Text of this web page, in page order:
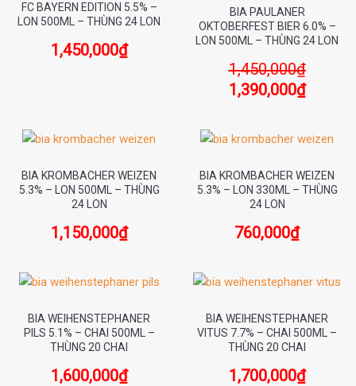
BIA PAULANER
OKTOBERFEST BIER 6.0% –
LON 500ML – THÙNG 24 LON
1,450,000₫
1,390,000₫
FC BAYERN EDITION 5.5% –
LON 500ML – THÙNG 24 LON
1,450,000₫
BIA KROMBACHER WEIZEN
5.3% – LON 330ML – THÙNG
24 LON
760,000₫
BIA KROMBACHER WEIZEN
5.3% – LON 500ML – THÙNG
24 LON
1,150,000₫
BIA WEIHENSTEPHANER
VITUS 7.7% – CHAI 500ML –
THÙNG 20 CHAI
1,700,000₫
BIA WEIHENSTEPHANER
PILS 5.1% – CHAI 500ML –
THÙNG 20 CHAI
1,600,000₫